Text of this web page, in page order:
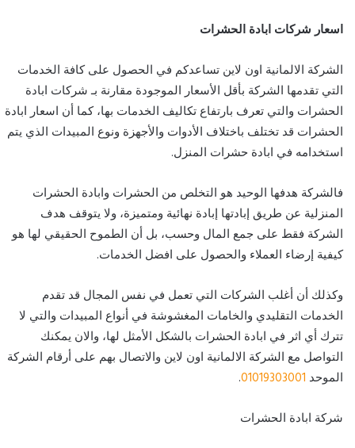
اسعار شركات ابادة الحشرات
الشركة الالمانية اون لاين تساعدكم في الحصول على كافة الخدمات
التي تقدمها الشركة بأقل الأسعار الموجودة مقارنة بـ شركات ابادة
الحشرات والتي تعرف بارتفاع تكاليف الخدمات بها، كما أن اسعار ابادة
الحشرات قد تختلف باختلاف الأدوات والأجهزة ونوع المبيدات الذي يتم
استخدامه في ابادة حشرات المنزل.
فالشركة هدفها الوحيد هو التخلص من الحشرات وابادة الحشرات
المنزلية عن طريق إبادتها إبادة نهائية ومتميزة، ولا يتوقف هدف
الشركة فقط على جمع المال وحسب، بل أن الطموح الحقيقي لها هو
كيفية إرضاء العملاء والحصول على افضل الخدمات.
وكذلك أن أغلب الشركات التي تعمل في نفس المجال قد تقدم
الخدمات التقليدي والخامات المغشوشة في أنواع المبيدات والتي لا
تترك أي اثر في ابادة الحشرات بالشكل الأمثل لها، والان يمكنك
التواصل مع الشركة الالمانية اون لاين والاتصال بهم على أرقام الشركة
الموحد 01019303001
.
شركة ابادة الحشرات